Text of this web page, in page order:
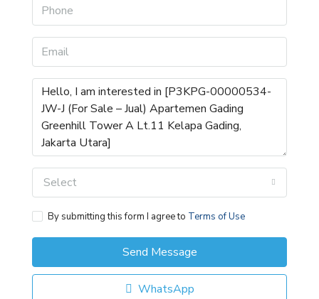
Select
By submitting this form I agree to Terms of Use
Send Message
WhatsApp